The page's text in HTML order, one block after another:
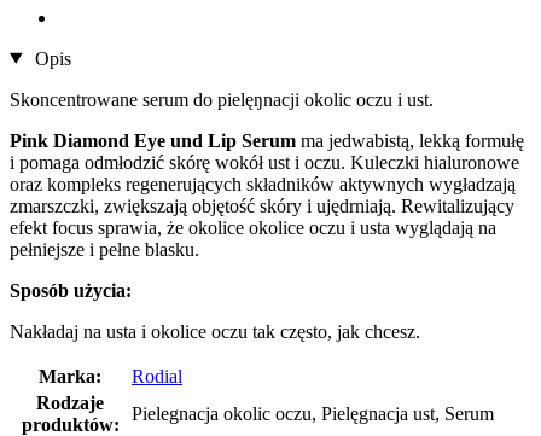
Opis
Skoncentrowane serum do pielęŋnacji okolic oczu i ust.
Pink Diamond Eye und Lip Serum ma jedwabistą, lekką formułę
i pomaga odmłodzić skórę wokół ust i oczu. Kuleczki hialuronowe
oraz kompleks regenerujących składników aktywnych wygładzają
zmarszczki, zwiększają objętość skóry i ujędrniają. Rewitalizujący
efekt focus sprawia, że okolice okolice oczu i usta wyglądają na
pełniejsze i pełne blasku.
Sposób użycia:
Nakładaj na usta i okolice oczu tak często, jak chcesz.
Marka:
Rodial
Rodzaje
produktów:
Pielegnacja okolic oczu, Pielęgnacja ust, Serum